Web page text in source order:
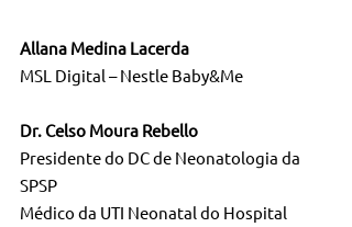
Allana Medina Lacerda
MSL Digital – Nestle Baby&Me
Dr. Celso Moura Rebello
Presidente do DC de Neonatologia da
SPSP
Médico da UTI Neonatal do Hospital